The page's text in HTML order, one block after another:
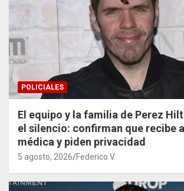
POLICIALES
El equipo y la familia de Perez
el silencio: confirman que recibe
médica y piden privacidad
5 agosto, 2026 Federico V.